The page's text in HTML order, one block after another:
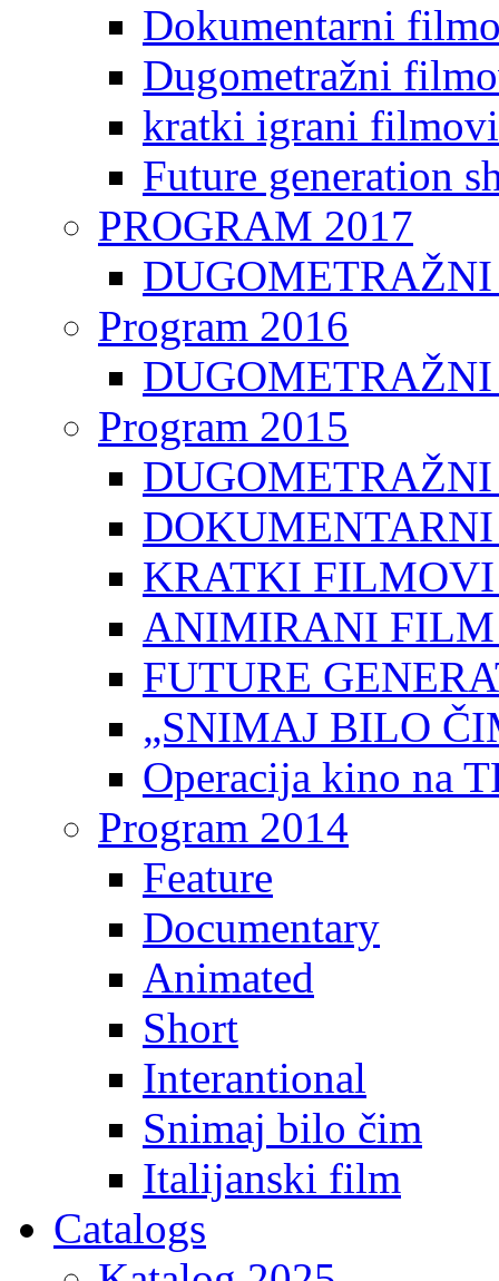
Dokumentarni
Dugometražni
kratki igrani filmovi
Future generation
PROGRAM 2017
Program 2016
Program 2015
KRATKI FILMOVI
ANIMIRANI FILM
FUTURE
„SNIMAJ BILO
Operacija kino na
Program 2014
Feature
Documentary
Animated
Short
Interantional
Snimaj bilo čim
Italijanski film
Catalogs